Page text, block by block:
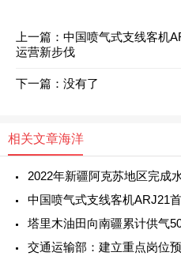
上一篇： 中国喷气式支线客机
运营新步伐
下一篇：没有了
相关文章海洋
2022年新疆阿克苏地区完成
中国喷气式支线客机ARJ21
塔里木油田向南疆累计供气
交通运输部：建立重点岗位